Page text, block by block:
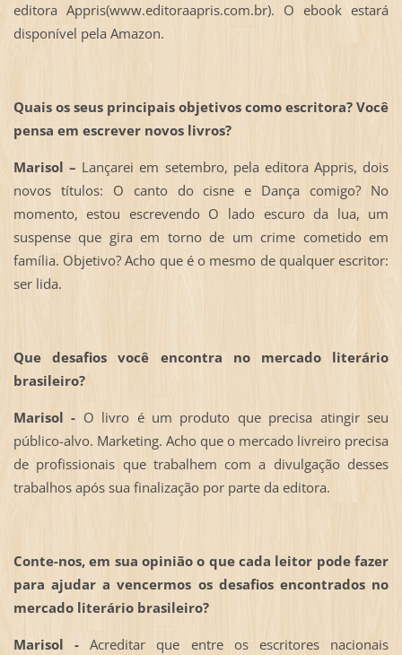
editora Appris(www.editoraapris.com.br). O ebook estará
disponível pela Amazon.
Quais os seus principais objetivos como escritora? Você
pensa em escrever novos livros?
Marisol – Lançarei em setembro, pela editora Appris, dois
novos títulos: O canto do cisne e Dança comigo? No
momento, estou escrevendo O lado escuro da lua, um
suspense que gira em torno de um crime cometido em
família. Objetivo? Acho que é o mesmo de qualquer escritor:
ser lida.
Que desafios você encontra no mercado literário
brasileiro?
Marisol - O livro é um produto que precisa atingir seu
público-alvo. Marketing. Acho que o mercado livreiro precisa
de profissionais que trabalhem com a divulgação desses
trabalhos após sua finalização por parte da editora.
Conte-nos, em sua opinião o que cada leitor pode fazer
para ajudar a vencermos os desafios encontrados no
mercado literário brasileiro?
Marisol -Acreditar que entre os escritores nacionais